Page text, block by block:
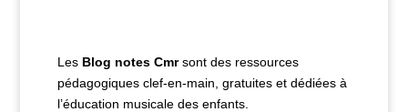
Les Blog notes Cmr sont des ressources
pédagogiques clef-en-main, gratuites et dédiées à
l’éducation musicale des enfants.